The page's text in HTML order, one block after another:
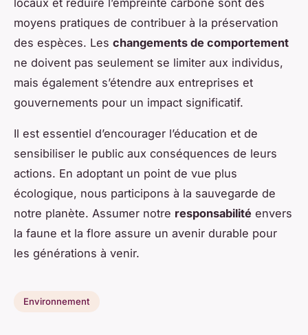
moyens pratiques de contribuer à la préservation
des espèces. Les changements de comportement
ne doivent pas seulement se limiter aux individus,
mais également s’étendre aux entreprises et
gouvernements pour un impact significatif.
Il est essentiel d’encourager l’éducation et de
sensibiliser le public aux conséquences de leurs
actions. En adoptant un point de vue plus
écologique, nous participons à la sauvegarde de
notre planète. Assumer notre responsabilité envers
la faune et la flore assure un avenir durable pour
les générations à venir.
Environnement